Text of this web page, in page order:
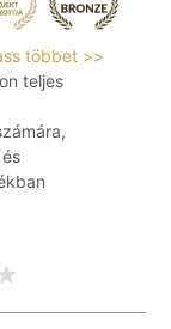
többet >>
teljes